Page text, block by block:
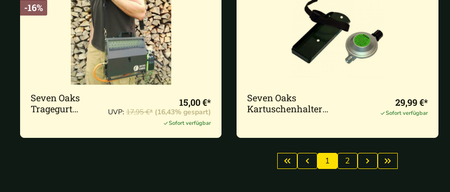
-16%
Seven Oaks
Tragegurt
15,00 €*
UVP:17,95 €* (16,43% gespart)
Sofort verfügbar
Seven Oaks
Kartuschenhalter
29,99 €*
Sofort verfügbar
1 2